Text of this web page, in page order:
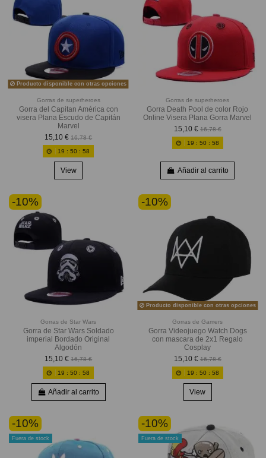
Producto disponible con otras opciones
Gorras de superheroes
Gorra del Capitan América con
visera Plana Escudo de Capitán
Marvel
15,10 € 16,78 €
19 :50 :56
View
Gorras de superheroes
Gorra Death Pool de color Rojo
Online Visera Plana Gorra Marvel
15,10 € 16,78 €
19 : 50 : 56
Añadir al carrito
-10%
Gorras de Star Wars
Gorra de Star Wars Soldado
imperial Bordado Original
Algodón
15,10 € 16,78 €
19 :50 :56
Añadir al carrito
-10%
Producto disponible con otras opciones
Gorras de Gamers
Gorra Videojuego Watch Dogs
con mascara de 2x1 Regalo
Cosplay
15,10 € 16,78 €
19 : 50 : 56
View
-10%
Fuera de stock
-10%
Fuera de stock